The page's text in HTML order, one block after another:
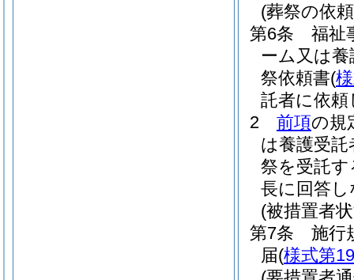
(葬祭の依
第6条
福祉
ーム又は
祭依頼書(
託者に依
2
前項の規
は養護受
祭を受託
長に回答
(被措置者
第7条
施行
届(様式第